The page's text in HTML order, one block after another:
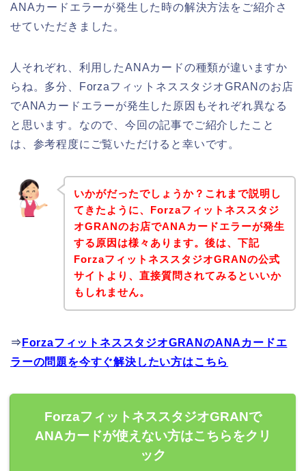
ANAカードエラーが発生した時の解決方法をご紹介さ
せていただきました。
人それぞれ、利用したANAカードの種類が違いますか
らね。多分、ForzaフィットネススタジオGRANのお店
でANAカードエラーが発生した原因もそれぞれ異なる
と思います。なので、今回の記事でご紹介したこと
は、参考程度にご覧いただけると幸いです。
いかがだったでしょうか？これまで説明し
てきたように、Forzaフィットネススタジ
オGRANのお店でANAカードエラーが発生
する原因は様々あります。後は、下記
ForzaフィットネススタジオGRANの公式
サイトより、直接質問されてみるといいか
もしれません。
⇒ ForzaフィットネススタジオGRANのANAカードエ
ラーの問題を今すぐ解決したい方はこちら
ForzaフィットネススタジオGRANで
ANAカードが使えない方はこちらをクリ
ック